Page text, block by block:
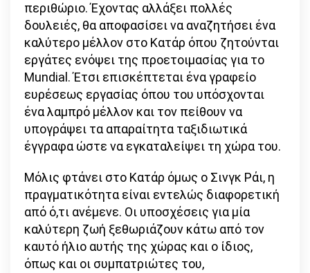
περιθώριο. Έχοντας αλλάξει πολλές
δουλειές, θα αποφασίσει να αναζητήσει ένα
καλύτερο μέλλον στο Κατάρ όπου ζητούνται
εργάτες ενόψει της προετοιμασίας για το
Mundial. Έτσι επισκέπτεται ένα γραφείο
ευρέσεως εργασίας όπου του υπόσχονται
ένα λαμπρό μέλλον και τον πείθουν να
υπογράψει τα απαραίτητα ταξιδιωτικά
έγγραφα ώστε να εγκαταλείψει τη χώρα του.
Μόλις φτάνει στο Κατάρ όμως ο Σινγκ Ράι, η
πραγματικότητα είναι εντελώς διαφορετική
από ό,τι ανέμενε. Οι υποσχέσεις για μία
καλύτερη ζωή ξεθωριάζουν κάτω από τον
καυτό ήλιο αυτής της χώρας και ο ίδιος,
όπως και οι συμπατριώτες του,